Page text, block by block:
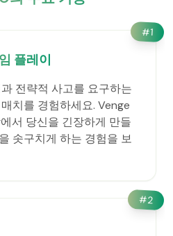
#1
플레이
전략적 사고를 요구하는
치를 경험하세요. Venge
서 당신을 긴장하게 만들
솟구치게 하는 경험을 보
#2